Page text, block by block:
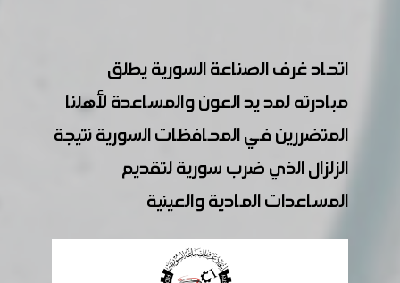
اتحاد غرف الصناعة السورية يطلق
مبادرته لمد يد العون والمساعدة لأهلنا
المتضررين في المحافظات السورية نتيجة
الزلزال الذي ضرب سورية لتقديم
المساعدات المادية والعينية